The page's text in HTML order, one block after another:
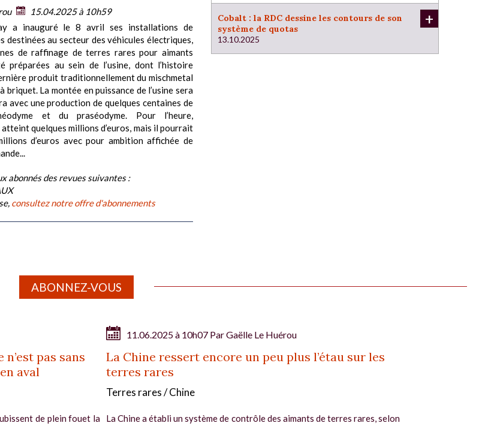
15.04.2025 à 10h59
a inauguré le 8 avril ses installations de
destinées au secteur des véhicules électriques,
de raffinage de terres rares pour aimants
préparées au sein de l’usine, dont l’histoire
produit traditionnellement du mischmetal
briquet. La montée en puissance de l’usine sera
avec une production de quelques centaines de
et du praséodyme. Pour l’heure,
quelques millions d’euros, mais il pourrait
d’euros avec pour ambition affichée de
abonnés des revues suivantes :
consultez notre offre d'abonnements
Cobalt : la RDC dessine les contours de son
système de quotas
13.10.2025
+
ABONNEZ-VOUS
pas sans
aval
de plein fouet la
11.06.2025 à 10h07 ParGaëlle Le Huérou
La Chine ressert encore un peu plus l’étau sur les
terres rares
Terres rares / Chine
La Chine a établi un système de contrôle des aimants de terres rares, selon